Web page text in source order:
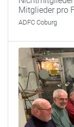
Mitglieder pro
ADFC Coburg